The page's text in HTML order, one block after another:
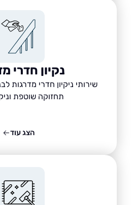
נקיון חדרי מדרגות
שירותי ניקיון חדרי מדרגות לבניינים
תחזוקה שוטפת וניקיון יסודי.